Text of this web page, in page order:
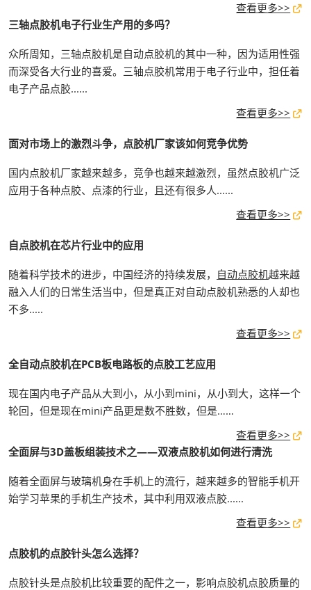
查看更多>>
三轴点胶机电子行业生产用的多吗？
众所周知，三轴点胶机是自动点胶机的其中一种，因为适用性强
而深受各大行业的喜爱。三轴点胶机常用于电子行业中，担任着
电子产品点胶......
查看更多>>
面对市场上的激烈斗争，点胶机厂家该如何竞争优势
国内点胶机厂家越来越多，竞争也越来越激烈，虽然点胶机广泛
应用于各种点胶、点漆的行业，且还有很多人......
查看更多>>
自点胶机在芯片行业中的应用
随着科学技术的进步，中国经济的持续发展， 自动点胶机越来越
融入人们的日常生活当中，但是真正对自动点胶机熟悉的人却也
不多.....
查看更多>>
全自动点胶机在PCB板电路板的点胶工艺应用
现在国内电子产品从大到小，从小到mini，从小到大，这样一个
轮回，但是现在mini产品更是数不胜数，但是……
查看更多>>
全面屏与3D盖板组装技术之——双液点胶机如何进行清洗
随着全面屏与玻璃机身在手机上的流行，越来越多的智能手机开
始学习苹果的手机生产技术，其中利用双液点胶......
查看更多>>
点胶机的点胶针头怎么选择？
点胶针头是点胶机比较重要的配件之一，影响点胶机点胶质量的